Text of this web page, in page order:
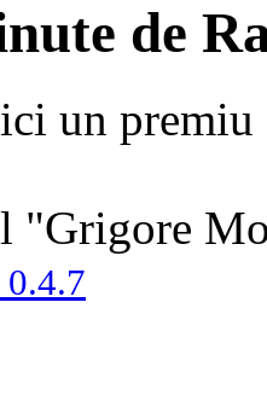
de
un premiu
"Grigore
0.4.7